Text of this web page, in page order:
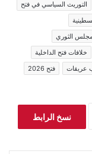
التوريث السياسي في فتح
الثوري
خلافات فتح الداخلية
عريقات
فتح 2026
نسخ الرابط